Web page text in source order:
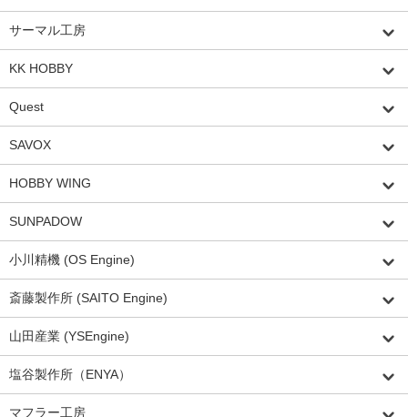
サーマル工房
KK HOBBY
Quest
SAVOX
HOBBY WING
SUNPADOW
小川精機 (OS Engine)
斎藤製作所 (SAITO Engine)
山田産業 (YSEngine)
塩谷製作所（ENYA）
マフラー工房